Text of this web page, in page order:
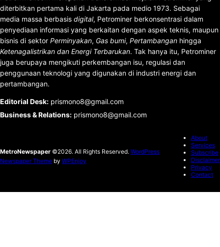
diterbitkan pertama kali di Jakarta pada medio 1973. Sebagai
media massa berbasis digital, Petrominer berkonsentrasi dalam
penyediaan informasi yang berkaitan dengan aspek teknis, maupun
bisnis di sektor Perminyakan, Gas bumi, Pertambangan hingga
Ketenagalistrikan dan Energi Terbarukan. Tak hanya itu, Petrominer
juga berupaya mengikuti perkembangan isu, regulasi dan
penggunaan teknologi yang digunakan di industri energi dan
pertambangan.
Editorial Desk: prismono8@gmail.com
Business & Relations: prismono8@gmail.com
MetroNewspaper ©2026. All Rights Reserved. WordPress
Newspaper Theme by WPEnjoy
About
Services
Subscribe
Disclaimer
Privacy
Contact